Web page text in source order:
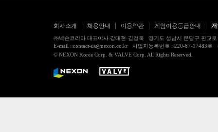
회사소개 채용안내 이용약관 게임이용등급안내
㈜넥슨코리아 대표이사 강대현·김정욱 경기도 성남시 분당구 판교
E-mail : contact-us@nexon.co.kr 사업자등록번호 : 220-87-17483
© NEXON Korea Corp. & VALVE Corp. All Rights Reserved.